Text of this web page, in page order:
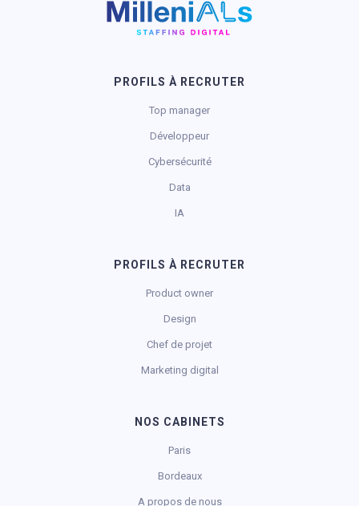
PROFILS À RECRUTER
Top manager
Développeur
Cybersécurité
Data
IA
PROFILS À RECRUTER
Product owner
Design
Chef de projet
Marketing digital
NOS CABINETS
Paris
Bordeaux
A propos de nous